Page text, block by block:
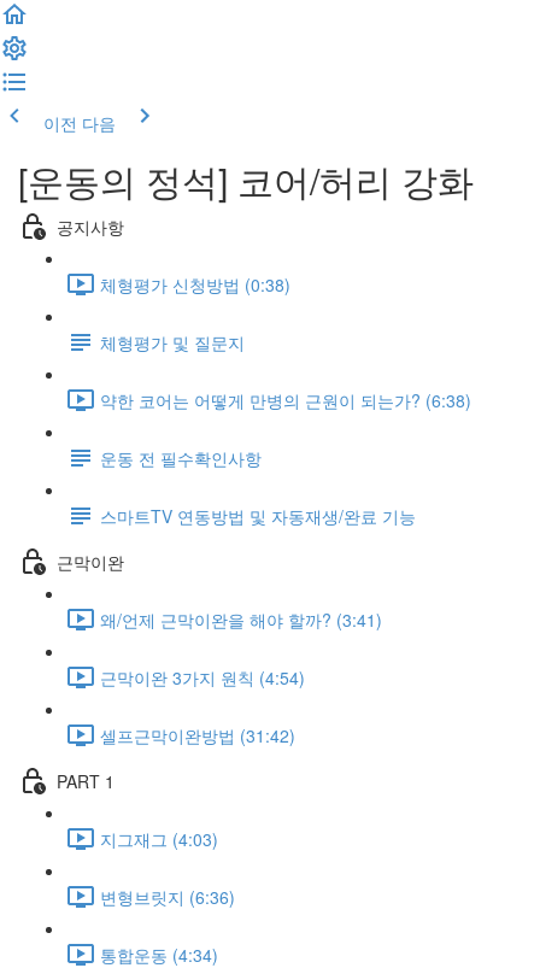
이전 다음
[운동의 정석] 코어/허리 강화
공지사항
체형평가 신청방법 (0:38)
체형평가 및 질문지
약한 코어는 어떻게 만병의 근원이 되는가? (6:38)
운동 전 필수확인사항
스마트TV 연동방법 및 자동재생/완료 기능
근막이완
왜/언제 근막이완을 해야 할까? (3:41)
근막이완 3가지 원칙 (4:54)
셀프근막이완방법 (31:42)
PART 1
지그재그 (4:03)
변형브릿지 (6:36)
통합운동 (4:34)